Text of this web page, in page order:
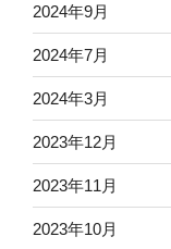
2024年9月
2024年7月
2024年3月
2023年12月
2023年11月
2023年10月